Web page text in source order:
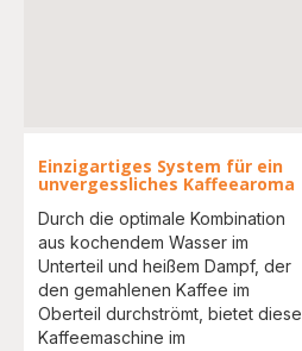
Einzigartiges System für ein
unvergessliches Kaffeearoma
Durch die optimale Kombination
aus kochendem Wasser im
Unterteil und heißem Dampf, der
den gemahlenen Kaffee im
Oberteil durchströmt, bietet diese
Kaffeemaschine im